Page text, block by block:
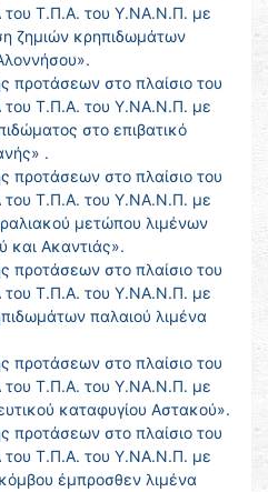
του Τ.Π.Α. του Υ.ΝΑ.Ν.Π. με
ζημιών κρηπιδωμάτων
προτάσεων στο πλαίσιο του
του Τ.Π.Α. του Υ.ΝΑ.Ν.Π. με
στο επιβατικό
.
προτάσεων στο πλαίσιο του
του Τ.Π.Α. του Υ.ΝΑ.Ν.Π. με
μετώπου λιμένων
και Ακαντιάς».
προτάσεων στο πλαίσιο του
του Τ.Π.Α. του Υ.ΝΑ.Ν.Π. με
παλαιού λιμένα
προτάσεων στο πλαίσιο του
του Τ.Π.Α. του Υ.ΝΑ.Ν.Π. με
καταφυγίου Αστακού».
προτάσεων στο πλαίσιο του
του Τ.Π.Α. του Υ.ΝΑ.Ν.Π. με
έμπροσθεν λιμένα